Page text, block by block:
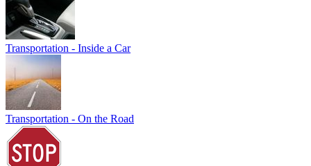
Transportation - Inside a Car
Transportation - On the Road